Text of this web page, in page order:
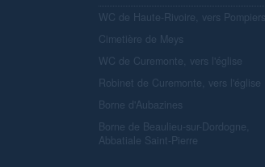
WC de Haute-Rivoire, vers Pompiers
Cimetière de Meys
WC de Curemonte, vers l'église
Robinet de Curemonte, vers l'église
Borne d'Aubazines
Borne de Beaulieu-sur-Dordogne,
Abbatiale Saint-Pierre